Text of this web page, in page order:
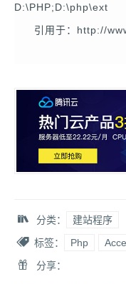
D:\PHP;D:\php\ext
引用于：http://
分类：
建站程序
标签：
Php
分享：